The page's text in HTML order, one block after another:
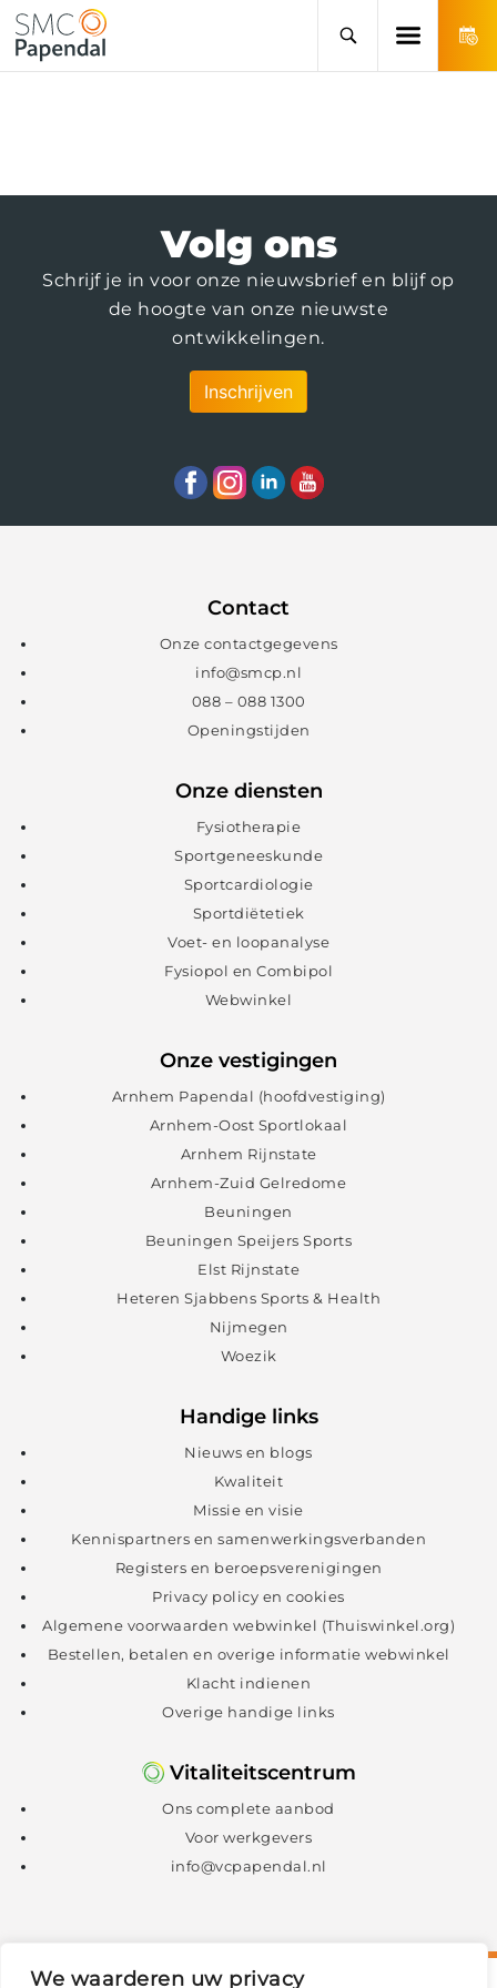
We waarderen uw privacy
Volg ons
Schrijf je in voor onze nieuwsbrief en blijf op
de hoogte van onze nieuwste
ontwikkelingen.
Inschrijven
Contact
Onze contactgegevens
info@smcp.nl
088 – 088 1300
Openingstijden
Onze diensten
Fysiotherapie
Sportgeneeskunde
Sportcardiologie
Sportdiëtetiek
Voet- en loopanalyse
Fysiopol en Combipol
Webwinkel
Onze vestigingen
Arnhem Papendal (hoofdvestiging)
Arnhem-Oost Sportlokaal
Arnhem Rijnstate
Arnhem-Zuid Gelredome
Beuningen
Beuningen Speijers Sports
Elst Rijnstate
Heteren Sjabbens Sports & Health
Nijmegen
Woezik
Handige links
Nieuws en blogs
Kwaliteit
Missie en visie
Kennispartners en samenwerkingsverbanden
Registers en beroepsverenigingen
Privacy policy en cookies
Algemene voorwaarden webwinkel (Thuiswinkel.org)
Bestellen, betalen en overige informatie webwinkel
Klacht indienen
Overige handige links
Vitaliteitscentrum
Ons complete aanbod
Voor werkgevers
info@vcpapendal.nl